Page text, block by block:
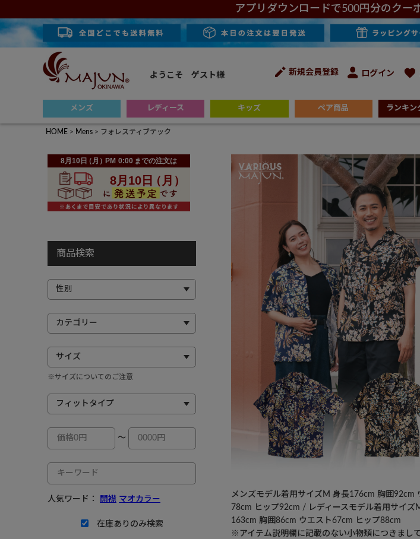
アプリダウンロードで500円分のク
ようこそ ゲスト様 新規会員登録 ログイン
メンズ レディース キッズ ペア商品 ランキン
HOME Mens フォレスティブテック
商品検索
※サイズについてのご注意
～
人気ワード： 開襟 マオカラー
在庫ありのみ検索
メンズモデル着用サイズM 身長176cm 胸囲92cm
78cm ヒップ92cm / レディースモデル着用サイズ
163cm 胸囲86cm ウエスト67cm ヒップ88cm
※アイテム説明欄に記載のない小物類につきまし